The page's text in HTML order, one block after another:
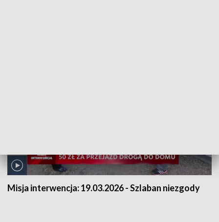
Misja interwencja:19.03.2026 - Szlaban niezgody